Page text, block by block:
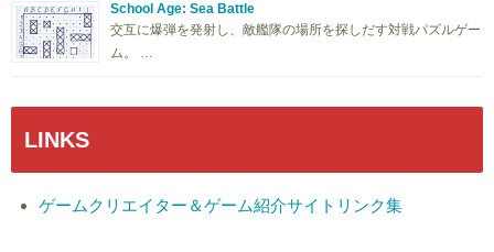
School Age: Sea Battle
交互に爆弾を発射し、敵艦隊の場所を探しだす対戦パズルゲー
ム。 …
LINKS
ゲームクリエイター＆ゲーム紹介サイトリンク集